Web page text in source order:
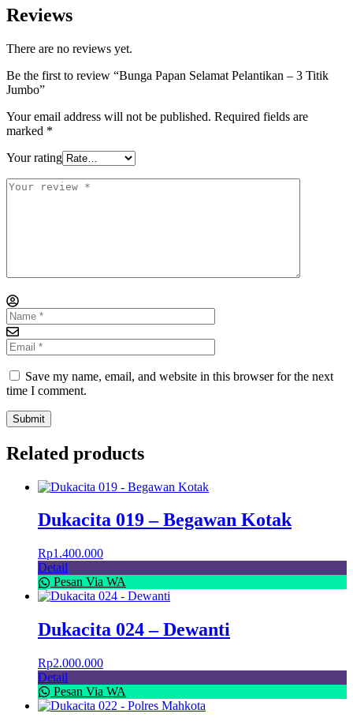
Reviews
There are no reviews yet.
Be the first to review “Bunga Papan Selamat Pelantikan – 3 Titik
Jumbo”
Your email address will not be published. Required fields are
marked *
Your rating
Save my name, email, and website in this browser for the next
time I comment.
Related products
Dukacita 019 – Begawan Kotak
Rp1.400.000
Detail
Pesan Via WA
Dukacita 024 – Dewanti
Rp2.000.000
Detail
Pesan Via WA